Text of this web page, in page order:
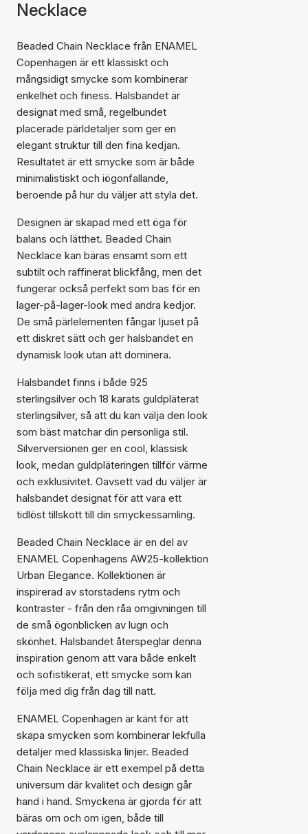
Artikeln har lagts till i
korgen
Necklace
Beaded Chain Necklace från ENAMEL
Copenhagen är ett klassiskt och
mångsidigt smycke som kombinerar
enkelhet och finess. Halsbandet är
designat med små, regelbundet
placerade pärldetaljer som ger en
elegant struktur till den fina kedjan.
Resultatet är ett smycke som är både
minimalistiskt och iögonfallande,
beroende på hur du väljer att styla det.
Designen är skapad med ett öga för
balans och lätthet. Beaded Chain
Necklace kan bäras ensamt som ett
subtilt och raffinerat blickfång, men det
fungerar också perfekt som bas för en
lager-på-lager-look med andra kedjor.
De små pärlelementen fångar ljuset på
ett diskret sätt och ger halsbandet en
dynamisk look utan att dominera.
Halsbandet finns i både 925
sterlingsilver och 18 karats guldpläterat
sterlingsilver, så att du kan välja den look
som bäst matchar din personliga stil.
Silverversionen ger en cool, klassisk
look, medan guldpläteringen tillför värme
och exklusivitet. Oavsett vad du väljer är
halsbandet designat för att vara ett
tidlöst tillskott till din smyckessamling.
Beaded Chain Necklace är en del av
ENAMEL Copenhagens AW25-kollektion
Urban Elegance. Kollektionen är
inspirerad av storstadens rytm och
kontraster - från den råa omgivningen till
de små ögonblicken av lugn och
skönhet. Halsbandet återspeglar denna
inspiration genom att vara både enkelt
och sofistikerat, ett smycke som kan
följa med dig från dag till natt.
ENAMEL Copenhagen är känt för att
skapa smycken som kombinerar lekfulla
detaljer med klassiska linjer. Beaded
Chain Necklace är ett exempel på detta
universum där kvalitet och design går
hand i hand. Smyckena är gjorda för att
bäras om och om igen, både till